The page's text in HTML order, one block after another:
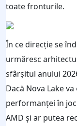
toate fronturile.
În ce direcție se
urmăresc
sfârșitul anului
Dacă Nova Lake
performanței în
AMD și ar putea